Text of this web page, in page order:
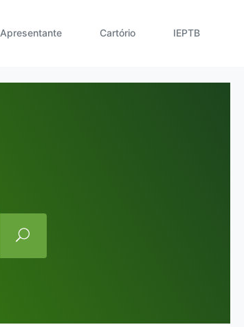
Apresentante Cartório IEPTB